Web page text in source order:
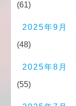
(61)
2025年9月
(48)
2025年8月
(55)